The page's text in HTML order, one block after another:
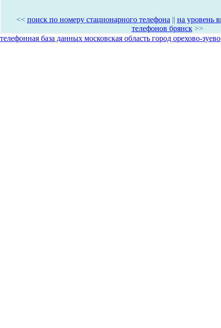
<< поиск по номеру стационарного телефона || на уровень
телефонов брянск>>
телефонная база данных московская область город орехово-зуево